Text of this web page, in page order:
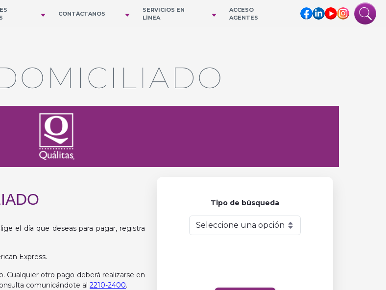
CONTÁCTANOS
SERVICIOS EN
LÍNEA
ACCESO
AGENTES
el día que deseas para pagar, registra
Express.
Cualquier otro pago deberá realizarse en
comunicándote al 2210-2400.
Tipo de búsqueda